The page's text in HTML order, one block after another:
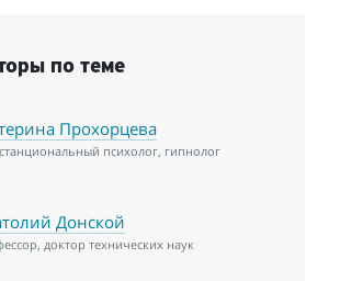
по теме
Прохорцева
психолог, гипнолог
Донской
доктор технических наук